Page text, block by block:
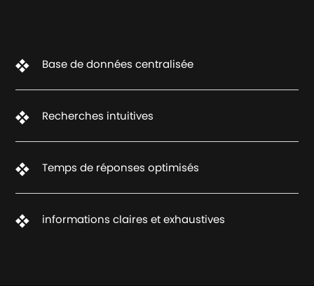
Base de données centralisée
Recherches intuitives
Temps de réponses optimisés
informations claires et exhaustives